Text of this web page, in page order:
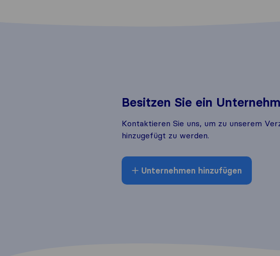
Besitzen Sie ein
Kontaktieren Sie uns, um zu unserem
hinzugefügt zu werden.
Unternehmen hinzufügen